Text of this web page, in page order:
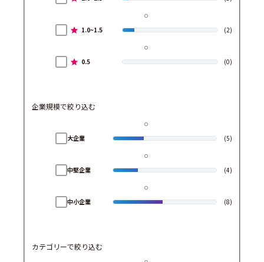
1.0~1.5 (2)
0.5 (0)
企業規模で絞り込む
大企業 (5)
中堅企業 (4)
中小企業 (8)
カテゴリーで絞り込む